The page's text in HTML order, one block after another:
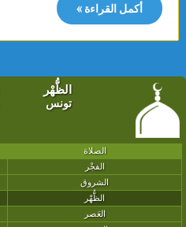
أكمل القراءة »